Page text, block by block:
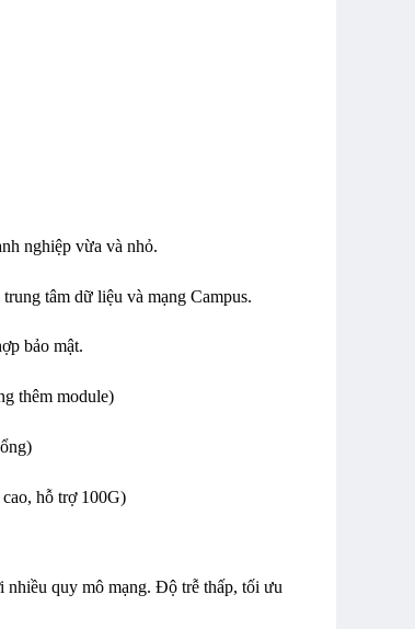
nghiệp vừa và nhỏ.
tâm dữ liệu và mạng Campus.
bảo mật.
thêm module)
hỗ trợ 100G)
quy mô mạng. Độ trễ thấp, tối ưu